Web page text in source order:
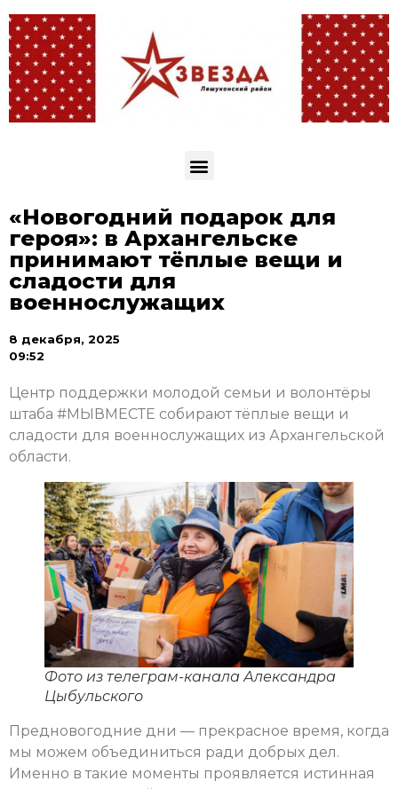
«Новогодний подарок для
героя»: в Архангельске
принимают тёплые вещи и
сладости для
военнослужащих
8 декабря, 2025
09:52
Центр поддержки молодой семьи и волонтёры
штаба #МЫВМЕСТЕ собирают тёплые вещи и
сладости для военнослужащих из Архангельской
области.
Фото из телеграм-канала Александра
Цыбульского
Предновогодние дни — прекрасное время, когда
мы можем объединиться ради добрых дел.
Именно в такие моменты проявляется истинная